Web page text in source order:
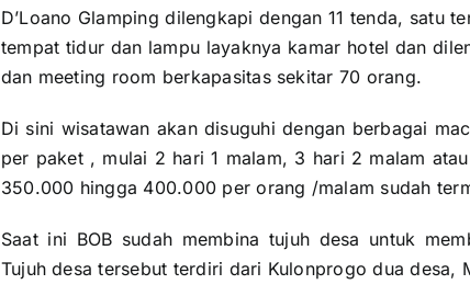
D’Loano Glamping dilengkapi dengan 11 tenda, satu
tempat tidur dan lampu layaknya kamar hotel dan
dan meeting room berkapasitas sekitar 70 orang.
Di sini wisatawan akan disuguhi dengan berbagai
per paket , mulai 2 hari 1 malam, 3 hari 2 malam
350.000 hingga 400.000 per orang /malam sudah
Saat ini BOB sudah membina tujuh desa untuk
Tujuh desa tersebut terdiri dari Kulonprogo dua